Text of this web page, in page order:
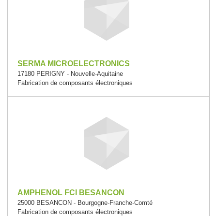
SERMA MICROELECTRONICS
17180 PERIGNY - Nouvelle-Aquitaine
Fabrication de composants électroniques
AMPHENOL FCI BESANCON
25000 BESANCON - Bourgogne-Franche-Comté
Fabrication de composants électroniques